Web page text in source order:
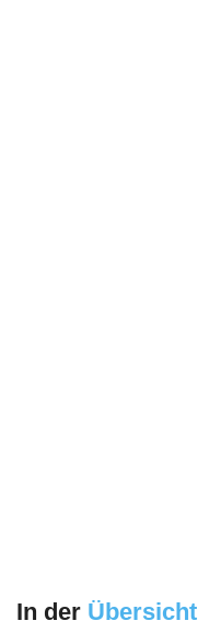
In der Übersicht